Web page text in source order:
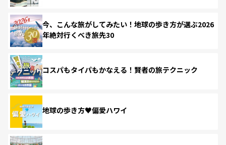
今、こんな旅がしてみたい！地球の歩き方が選ぶ2026
年絶対行くべき旅先30
コスパもタイパもかなえる！賢者の旅テクニック
地球の歩き方♥偏愛ハワイ